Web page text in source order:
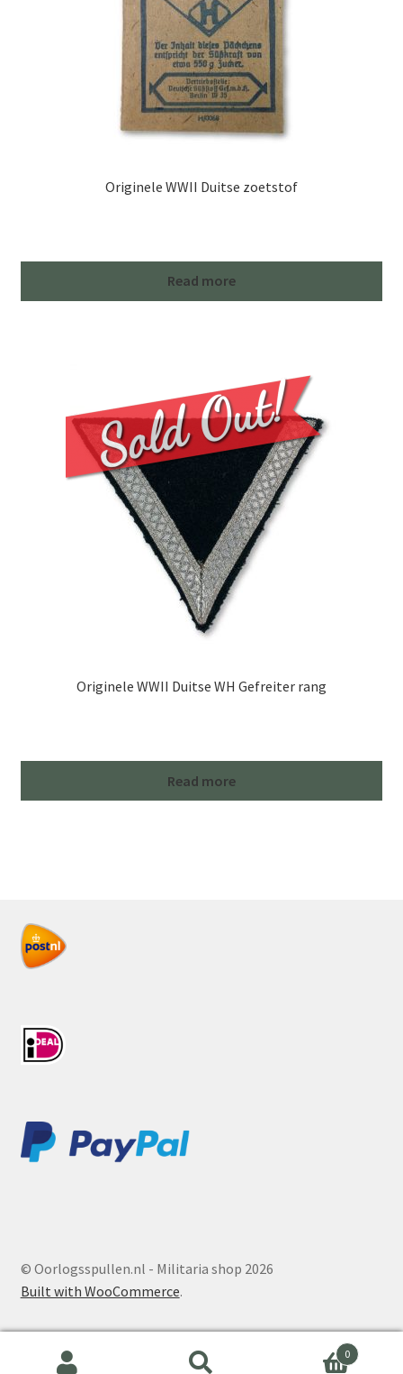
Originele WWII Duitse zoetstof
Read more
Originele WWII Duitse WH Gefreiter rang
Read more
© Oorlogsspullen.nl - Militaria shop 2026
Built with WooCommerce.
0